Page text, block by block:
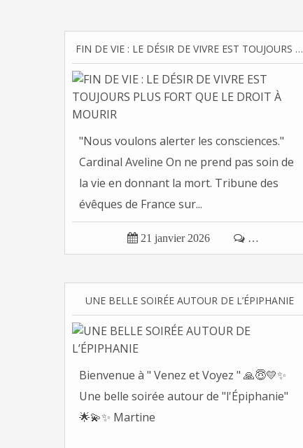
FIN DE VIE : LE DÉSIR DE VIVRE EST TOUJOURS PLUS FORT QUE LE DROIT À MOURIR
"Nous voulons alerter les consciences."
Cardinal Aveline On ne prend pas soin de
la vie en donnant la mort. Tribune des
évêques de France sur...
 21 janvier 2026  …
UNE BELLE SOIRÉE AUTOUR DE L’ÉPIPHANIE
Bienvenue à " Venez et Voyez " 🙏😇💛✨
Une belle soirée autour de "l'Épiphanie"
🌟💫✨ Martine